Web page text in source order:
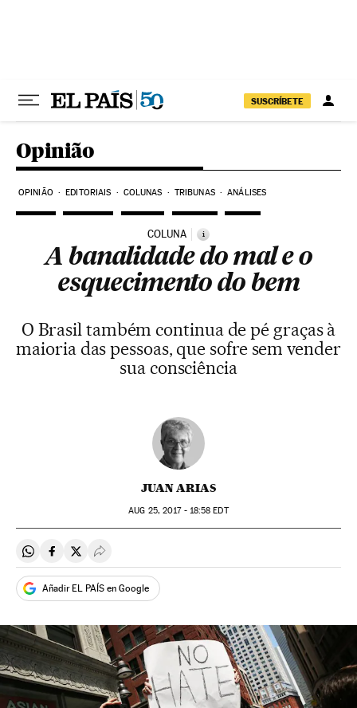
SUSCRÍBETE
Opinião
OPINIÃO EDITORIAIS COLUNAS TRIBUNAS ANÁLISES
COLUNA i
A banalidade do mal e o
esquecimento do bem
O Brasil também continua de pé graças à
maioria das pessoas, que sofre sem vender
sua consciência
JUAN ARIAS
AUG 25, 2017 - 18:58 EDT
Compartir en Whatsapp
Compartir en Facebook
Compartir en Twitter
Desplegar Redes Sociales
Añadir EL PAÍS en Google